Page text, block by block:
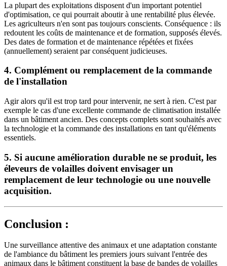
La plupart des exploitations disposent d'un important potentiel
d'optimisation, ce qui pourrait aboutir à une rentabilité plus élevée.
Les agriculteurs n'en sont pas toujours conscients. Conséquence : ils
redoutent les coûts de maintenance et de formation, supposés élevés.
Des dates de formation et de maintenance répétées et fixées
(annuellement) seraient par conséquent judicieuses.
4. Complément ou remplacement de la commande
de l'installation
Agir alors qu'il est trop tard pour intervenir, ne sert à rien. C'est par
exemple le cas d'une excellente commande de climatisation installée
dans un bâtiment ancien. Des concepts complets sont souhaités avec
la technologie et la commande des installations en tant qu'éléments
essentiels.
5. Si aucune amélioration durable ne se produit, les
éleveurs de volailles doivent envisager un
remplacement de leur technologie ou une nouvelle
acquisition.
Conclusion :
Une surveillance attentive des animaux et une adaptation constante
de l'ambiance du bâtiment les premiers jours suivant l'entrée des
animaux dans le bâtiment constituent la base de bandes de volailles